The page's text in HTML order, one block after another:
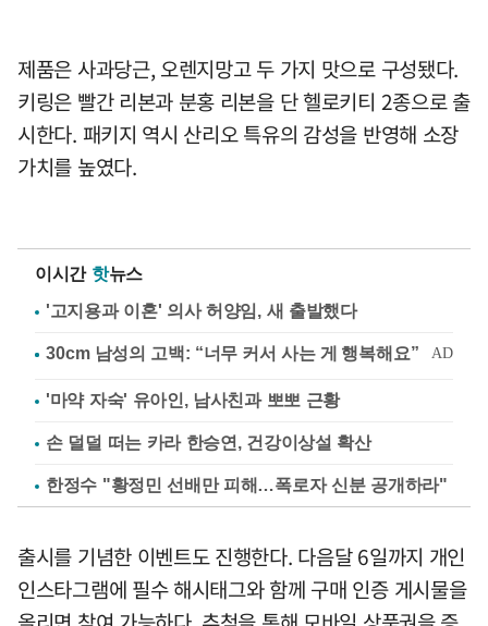
제품은 사과당근, 오렌지망고 두 가지 맛으로 구성됐다.
키링은 빨간 리본과 분홍 리본을 단 헬로키티 2종으로 출
시한다. 패키지 역시 산리오 특유의 감성을 반영해 소장
가치를 높였다.
이시간 핫뉴스
'고지용과 이혼' 의사 허양임, 새 출발했다
'마약 자숙' 유아인, 남사친과 뽀뽀 근황
손 덜덜 떠는 카라 한승연, 건강이상설 확산
한정수 "황정민 선배만 피해…폭로자 신분 공개하라"
출시를 기념한 이벤트도 진행한다. 다음달 6일까지 개인
인스타그램에 필수 해시태그와 함께 구매 인증 게시물을